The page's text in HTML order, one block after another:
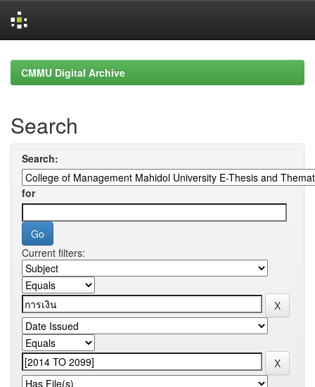
navigationCMMU Digital Archive
Search
Search:
for
Current filters: